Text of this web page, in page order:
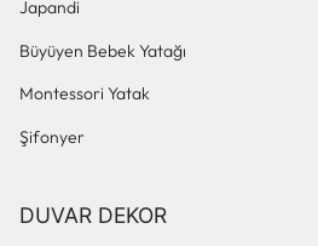
Japandi
Büyüyen Bebek Yatağı
Montessori Yatak
Şifonyer
DUVAR DEKOR